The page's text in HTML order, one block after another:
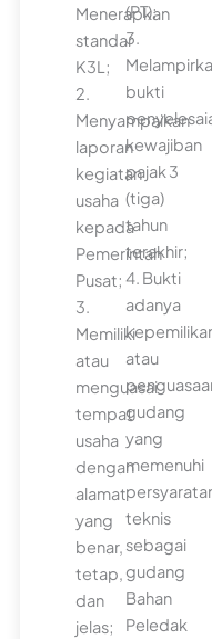
Menerapkan
standar
K3L;
2.
Menyampaikan
laporan
kegiatan
usaha
kepada
Pemerintah
Pusat;
3.
Memiliki
atau
menguasai
tempat
usaha
dengan
alamat
yang
benar,
tetap,
dan
jelas;
(PT);
3.
bukti
kewajiban
pajak 3
(tiga)
tahun
terakhir;
4. Bukti
adanya
atau
gudang
yang
memenuhi
teknis
sebagai
gudang
Bahan
Peledak